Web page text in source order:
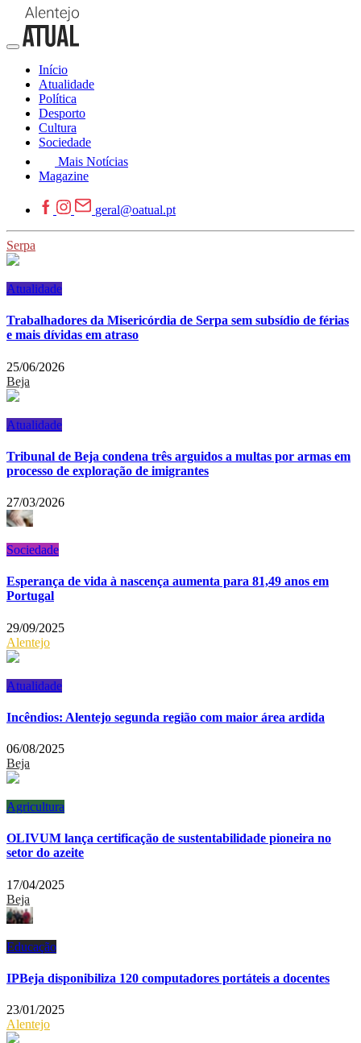
Início
Atualidade
Política
Desporto
Cultura
Sociedade
Mais Notícias
Magazine
geral@oatual.pt
Serpa
Atualidade
Trabalhadores da Misericórdia de Serpa sem subsídio de férias
e mais dívidas em atraso
25/06/2026
Beja
Atualidade
Tribunal de Beja condena três arguidos a multas por armas em
processo de exploração de imigrantes
27/03/2026
Sociedade
Esperança de vida à nascença aumenta para 81,49 anos em
Portugal
29/09/2025
Alentejo
Atualidade
Incêndios: Alentejo segunda região com maior área ardida
06/08/2025
Beja
Agricultura
OLIVUM lança certificação de sustentabilidade pioneira no
setor do azeite
17/04/2025
Beja
Educação
IPBeja disponibiliza 120 computadores portáteis a docentes
23/01/2025
Alentejo